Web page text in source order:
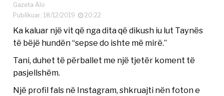
Gazeta Alo
Publikuar: 18/12/2019
20:22
Ka kaluar një vit që nga dita që dikush iu lut Taynës
të bëjë hundën “sepse do ishte më mirë.”
Tani, duhet të përballet me një tjetër koment të
pasjellshëm.
Një profil fals në Instagram, shkruajti nën foton e